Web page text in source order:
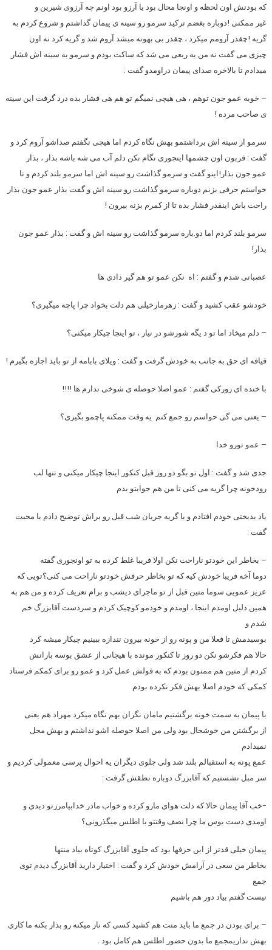
که بودنش اون لحظه و اونجا محال بود یا آرزو بود اونم چه آرزوی شیرین و
غیر ممکنی !دوباره بغضم ترکید سرمو رو سینه ی پیمان گذاشتم و شروع کردم به
گریه !چقدر آرومم میکرد ، چقدر بی بهونه میشد آروم شد و گریه کرد نه اون
چیزی می گفت نه من یه ربعی می شد که ساکت بودم و سرمو به سینه اش فشار
میدادم تا بالاخره صدای پیمان دراومدو گفت :
– خوبه عمو جون توهم ، هی هیچی نمیگم تو هم هی فشار بده درد گرفت این سینه
ی صاحب مرده !
سرمو از سینه اش برداشتمو بهش نگاه کردم اما هیچی نگفتم صداشو آروم کرد و
گفت : قربون اون چشمها اینجوری نگام نکن دلم آب می شه باشه بذار ، بذار
عمو جون بذار!اینو گفت و سرمو گذاشت رو سینه اش اما سرمو بلند کردم و تا
خواستم حرفی بزنم دوباره سرمو گذاشت رو سینه اش و گفت بذار عمو جون بذار
راحت باش اینقدر فشار بده تا از کمرم بزنه بیرون !
سرمو بلند کردم اما دو.باره سرمو گذاشت رو سینه اش و گفت : بذار عمو جون
بذار!
عصبانی شدم و گفتم : اه نکن عمو تو هم گیر دادی ها
خودشو عقب کشید و گفت : زهرمارخیلی هم دلت بخواد چرا پاچه میگیری؟
– دلم میخاد اما تو د یگه شورشو در نیار ، تو اینجا چیکار میکنی؟
قیافه ای حق به جانب به خودش گرفت و گفت : ویلای بابامه از تو باید اجازه بگیرم !
با خنده ای زورکی گفتم : عمو اصلا حوصله ی شوخی ندارم ها !!!!
– یعنی می گی حواسم رو جمع کنم یه وقت ممکنه پاچمو بگیری؟
– عمو تورو خدا
جدی شد و گفت : اول تو بگو دو روز قبل کنکور اینجا چیکار میکنی و تنها لب
رودخونه چرا گریه می کنی تا من هم جوابتو بدم
یاد بدبختی خودم افتادم و با گریه جریان شب قبل رو براش توضیح دادم با محبت
گفت :
– بخاطر این خودتو ناراحت نکن اولا فریبا غلط کرده به تو اونجوری گفته
دوما آخه فریبا خودش کیه که تو بخاطر حرفش خودتو ناراحت می کنی؟تویی که
عزیز عمویی سوما متین قبل از تو ماجرای دیشب و برام تعریف کرده و من هم به
همین دلیل اومدم اینجا ، اومدم و خودمو کوچیک کردم و سردست آقابزرگ خم
شدم و
بوسیدمش تا فعلا من و پونه رو از خونه بیرون نندازه ببینیم چیکار میشه کرد
حالا هم فکرشو نکن دو روز تا کنکور مونده با هیجانی از عشق بوسه بارانش
کردم از متین هم ممنون بودم که به قولش عمل کرد و عمو رو برای کمکم فرستاد
کمکی که خودم اصلا بهش فکر نکرده بودم
با پیمان به سمت خونه برگشتیم مامان نگران بهم نگاه میکرد مهراد هم یعنی
از برگشتن من خوشحال بود ولی من اصلا حوصله اشو نداشتم و بهش محل
نمیدادم
عمع پونه به استقبالم بلند شد ولی جلوی دیگران یه احوال پرسی معمولی کردیم و
سر مبل نشستیم که آقابزرگ دوباره نطقش گرفت :
-خب آقا پیمان حالا که دلت هوای مارو کرده و خواب مادر خدابیامرزتو دیدی و
اومدی دست بوس ما چرا نصف وقتتو با اطلس میگذرونی؟
پیمان خیلی قدتر از این حرفها بود که جلوی آقابزرگ کوتاه بیاد منتها
بخاطر من سعی در آرامش خودش کرد و گفت : اختیار دارید آقابزرگ دیدم توی
جمع
نیست گفتم بیاد دور هم باشیم
– برای بودن در جمع ما باید منت هم کشید کسی که ناز میکنه رو بذار بکنه ما کاری
بهش نداریمجمع ما بدون حضور اطلس هم کامل بود .